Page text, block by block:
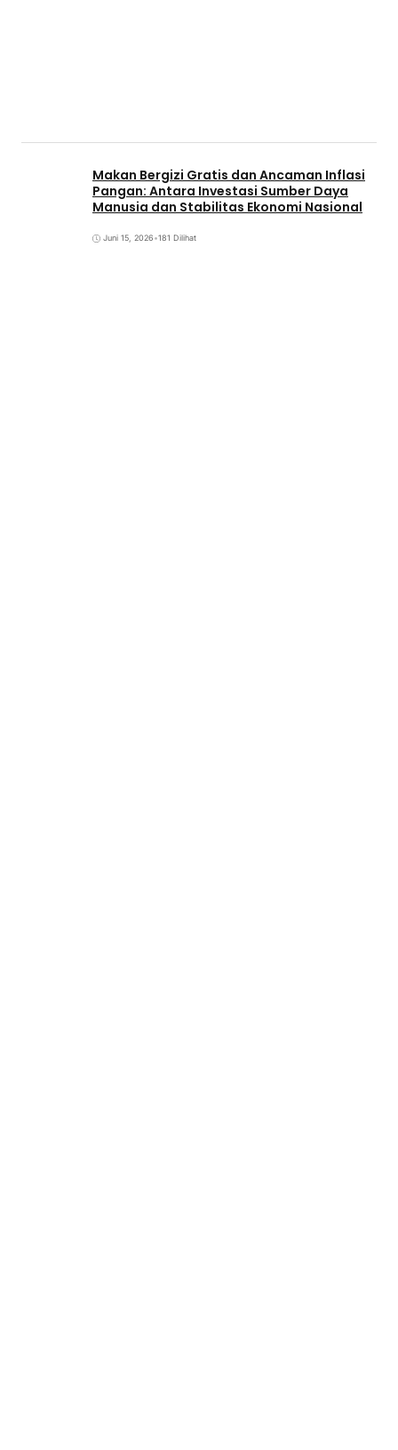
Makan Bergizi Gratis dan Ancaman Inflasi
Pangan: Antara Investasi Sumber Daya
Manusia dan Stabilitas Ekonomi Nasional
Juni 15, 2026•181 Dilihat